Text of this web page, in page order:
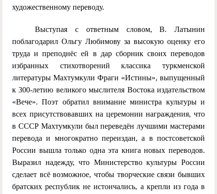
художественному переводу.
Выступая с ответным словом, В. Латынин
поблагодарил Ольгу Любимову за высокую оценку его
труда и преподнёс ей в дар сборник своих переводов
избранных стихотворений классика туркменской
литературы Махтумкули Фраги «Истины», выпущенный
к 300-летию великого мыслителя Востока издательством
«Вече». Поэт обратил внимание министра культуры и
всех присутствовавших на церемонии награждения, что
в СССР Махтумкули был переведён лучшими мастерами
перевода и многократно переиздан, а в постсоветской
России вышла только одна эта книга новых переводов.
Выразил надежду, что Министерство культуры России
сделает всё возможное, чтобы творческие связи бывших
братских республик не истончались, а крепли из года в